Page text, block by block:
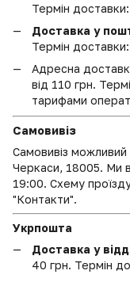
Термін
Доставка у
Термін
Адресна
від 110 грн.
тарифами
Самовивіз
Самовивіз
Черкаси, 18005. Ми
19:00. Схему
"Контакти".
Укрпошта
Доставка у
40 грн. Термін